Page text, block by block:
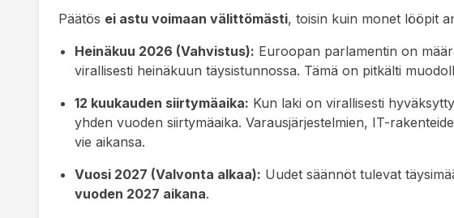
Päätös ei astu voimaan välittömästi, toisin kuin monet lööpit
Heinäkuu 2026 (Vahvistus): Euroopan parlamentin on
virallisesti heinäkuun täysistunnossa. Tämä on pitkälti
12 kuukauden siirtymäaika: Kun laki on virallisesti
yhden vuoden siirtymäaika. Varausjärjestelmien, IT-
vie aikansa.
Vuosi 2027 (Valvonta alkaa): Uudet säännöt tulevat
vuoden 2027 aikana.